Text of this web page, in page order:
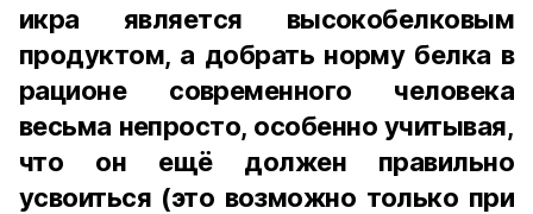
икра является высокобелковым
продуктом, а добрать норму белка в
рационе современного человека
весьма непросто, особенно учитывая,
что он ещё должен правильно
усвоиться (это возможно только при